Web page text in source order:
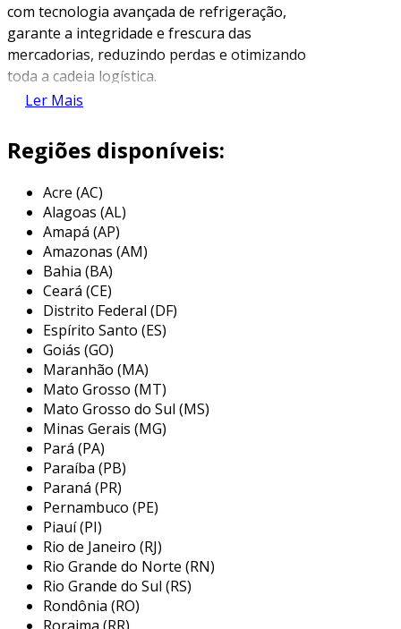
com tecnologia avançada de refrigeração,
garante a integridade e frescura das
mercadorias, reduzindo perdas e otimizando
toda a cadeia logística.
descubra como nossa solução pode melhorar
principais características da carreta
refrigerada
carreta refrigerada
que a tornam imprescindível para o transporte
de produtos perecíveis. com um
refrigeração de última geração
manutenção precisa da temperatura interna,
preservando a integridade das cargas.
a construção emaço inoxidável
oferece resistência à corrosão, mas também
garantevida útil prolongada
necessidade de manutenção frequente.
além disso, o design aerodinâmico contribui
para umconsumo eficiente de combustível
promovendo economia operacional
significativa e tornando-se uma solução ideal
para empresas que buscam eficiência e redução
de custos em suas operações logísticas.
benefícios do transporte com
Ler Mais
Regiões disponíveis:
Acre (AC)
Alagoas (AL)
Amapá (AP)
Amazonas (AM)
Bahia (BA)
Ceará (CE)
Distrito Federal (DF)
Espírito Santo (ES)
Goiás (GO)
Maranhão (MA)
Mato Grosso (MT)
Mato Grosso do Sul (MS)
Minas Gerais (MG)
Pará (PA)
Paraíba (PB)
Paraná (PR)
Pernambuco (PE)
Piauí (PI)
Rio de Janeiro (RJ)
Rio Grande do Norte (RN)
Rio Grande do Sul (RS)
Rondônia (RO)
Roraima (RR)